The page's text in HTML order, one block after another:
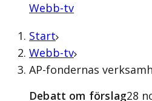
Webb-tv
Start
Webb-tv
AP-fondernas
Debatt om förslag28